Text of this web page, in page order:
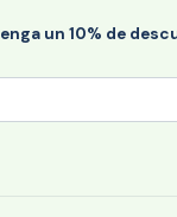
un 10% de